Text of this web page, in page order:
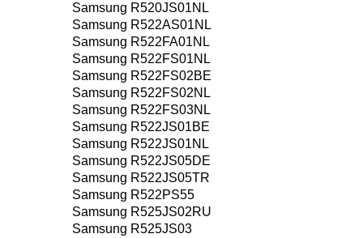
Samsung R520JS01NL
Samsung R522AS01NL
Samsung R522FA01NL
Samsung R522FS01NL
Samsung R522FS02BE
Samsung R522FS02NL
Samsung R522FS03NL
Samsung R522JS01BE
Samsung R522JS01NL
Samsung R522JS05DE
Samsung R522JS05TR
Samsung R522PS55
Samsung R525JS02RU
Samsung R525JS03